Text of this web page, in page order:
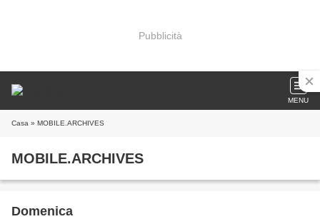
Pubblicità
MENU
Casa » MOBILE.ARCHIVES
MOBILE.ARCHIVES
Domenica